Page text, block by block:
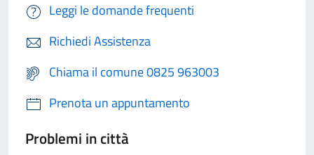
Leggi le domande frequenti
Richiedi Assistenza
Chiama il comune 0825 963003
Prenota un appuntamento
Problemi in città